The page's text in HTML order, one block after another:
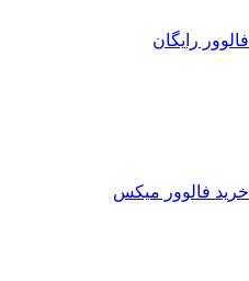
فالوور رایگان
خرید فالوور میکس